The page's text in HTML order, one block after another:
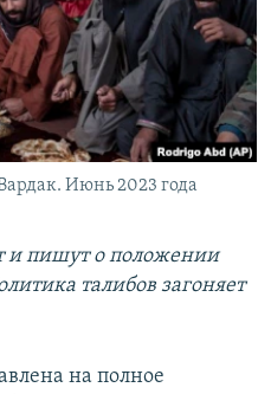
Июнь 2023 года
и пишут о положении
талибов загоняет
на полное